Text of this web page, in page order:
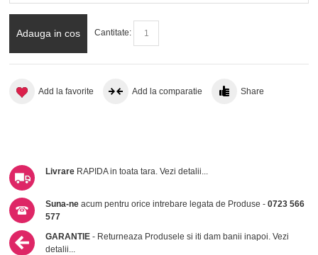
Adauga in cos Cantitate:
Add la favorite Add la comparatie Share
Livrare RAPIDA in toata tara.Vezi detalii...
Suna-ne acum pentru orice intrebare legata de Produse -0723 566
577
GARANTIE - Returneaza Produsele si iti dam banii inapoi.Vezi
detalii...